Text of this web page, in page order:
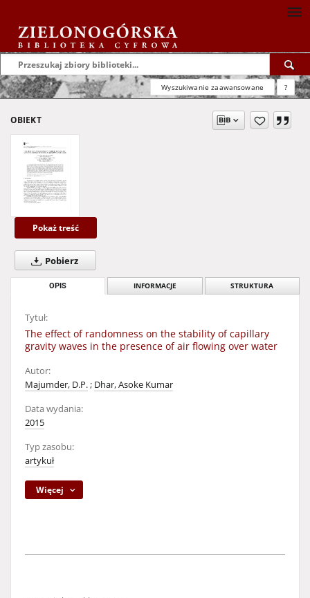
Wyszukiwanie zaawansowane ?
OBIEKT
Pokaż treść
Pobierz
OPIS INFORMACJE STRUKTURA
Tytuł:
The effect of randomness on the stability of capillary
gravity waves in the presence of air flowing over water
Autor:
Majumder, D.P.; Dhar, Asoke Kumar
Data wydania:
2015
Typ zasobu:
artykuł
Więcej